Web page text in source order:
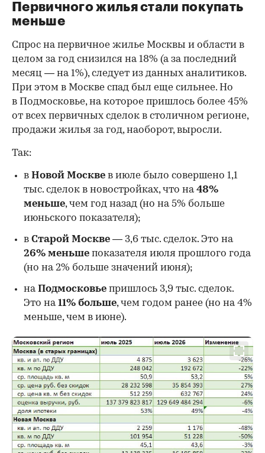
Первичного жилья стали покупать
меньше
Спрос на первичное жилье Москвы и области в
целом за год снизился на 18% (а за последний
месяц — на 1%), следует из данных аналитиков.
При этом в Москве спад был еще сильнее. Но
в Подмосковье, на которое пришлось более 45%
от всех первичных сделок в столичном регионе,
продажи жилья за год, наоборот, выросли.
00:00 / 00:00
Так:
в Новой Москве в июле было совершено 1,1
тыс. сделок в новостройках, что на48%
меньше, чем год назад (но на 5% больше
июньского показателя);
в Старой Москве — 3,6 тыс. сделок. Это на
26% меньше показателя июля прошлого года
(но на 2% больше значений июня);
наПодмосковье пришлось 3,9 тыс. сделок.
Это на11% больше, чем годом ранее (но на 4%
меньше, чем в июне).